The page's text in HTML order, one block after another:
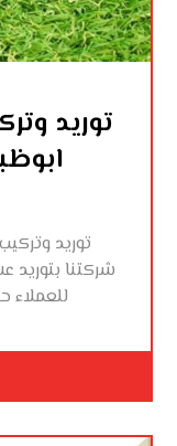
توريد
ابوظبي
توريد
شركتنا